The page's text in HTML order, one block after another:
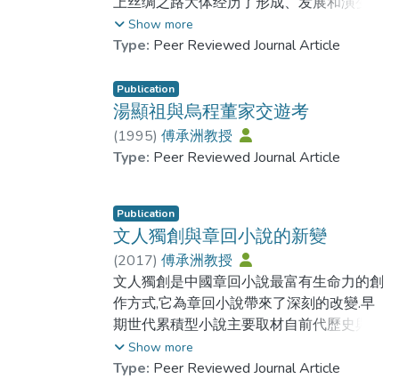
阶段，中韩海上航线先后经过北部渤海湾山
东半岛的登州（今山东蓬莱）至高丽翁津
宁波）至高丽礼成江碧澜亭（今开城西海
岸）航线的变迁。中韩海上丝绸之路航线的
演变，促进了中日韩三国一系列港口群的出
现和区域贸易网络的形成，并成为东亚中日
Show more
Type: Peer Reviewed Journal Article
Publication
湯顯祖與烏程董家交遊考
(1995) 傅承洲教授
Type: Peer Reviewed Journal Article
Publication
文人獨創與章回小說的新變
(2017) 傅承洲教授
文人獨創是中國章回小說最富有生命力的創
作方式,它為章回小說帶來了深刻的改變.早
期世代累積型小說主要取材自前代歷史與傳
說,文人獨創小說取材自發生在作家身邊的故
事.世代累積型小說主要關注社會歷史問題,
Show more
Type: Peer Reviewed Journal Article